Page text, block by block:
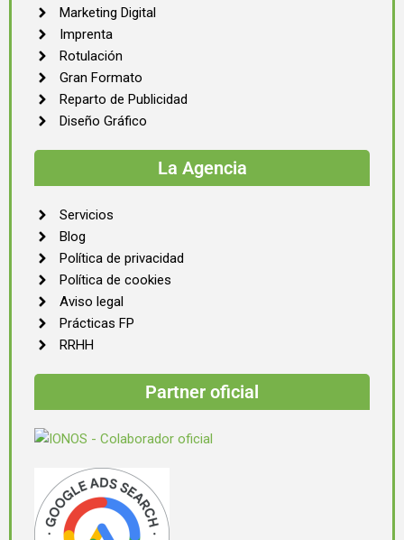
Marketing Digital
Imprenta
Rotulación
Gran Formato
Reparto de Publicidad
Diseño Gráfico
La Agencia
Servicios
Blog
Política de privacidad
Política de cookies
Aviso legal
Prácticas FP
RRHH
Partner oficial